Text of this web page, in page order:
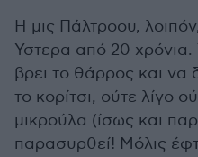
Η μις Πάλτροου,
Υστερα από 20 χρόνια.
βρει το θάρρος και να
το κορίτσι, ούτε λίγο
μικρούλα (ίσως και
παρασυρθεί! Μόλις